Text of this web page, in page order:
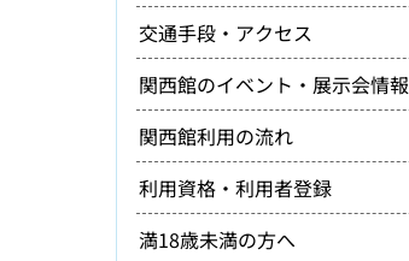
交通手段・アクセス
関西館のイベント・展示会情報
関西館利用の流れ
利用資格・利用者登録
満18歳未満の方へ